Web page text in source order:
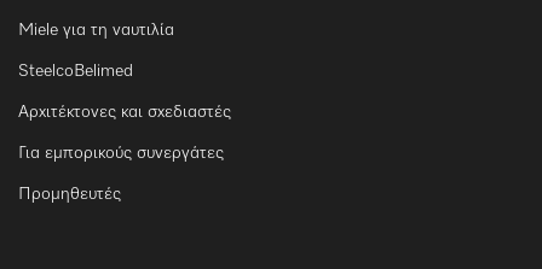
Miele για τη ναυτιλία
SteelcoBelimed
Αρχιτέκτονες και σχεδιαστές
Για εμπορικούς συνεργάτες
Προμηθευτές